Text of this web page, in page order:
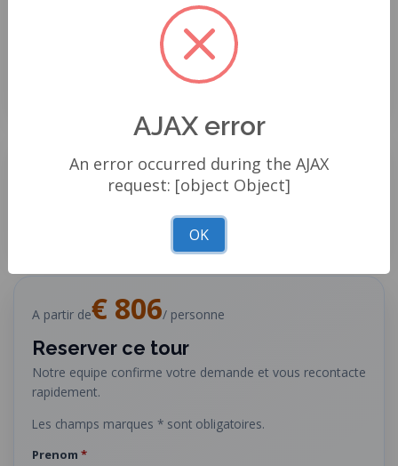
aventure de traversée du Toubkal touche à sa fin,
réfléchissez à la beauté impressionnante des montagnes
de l'Atlas et au sentiment d'accomplissement qui
accompagne la conquête du mont Toubkal.
Autres aventures
A partir de€ 806/ personne
Reserver ce tour
Notre equipe confirme votre demande et vous recontacte
rapidement.
Les champs marques * sont obligatoires.
Prenom *
AJAX error
An error occurred during the AJAX
request: [object Object]
OK